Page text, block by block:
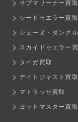
サブマリーナー買取
シードゥエラー買取
シェーヌ・ダンク
スカイドゥエラー
タイガ買取
デイトジャスト買取
マトラッセ買取
ヨットマスター買取